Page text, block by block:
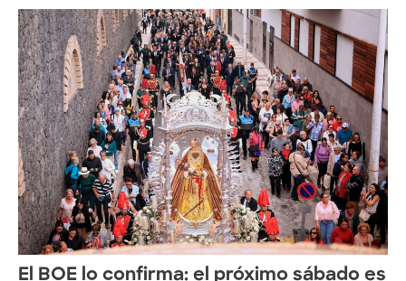
El BOE lo confirma: el próximo sábado es